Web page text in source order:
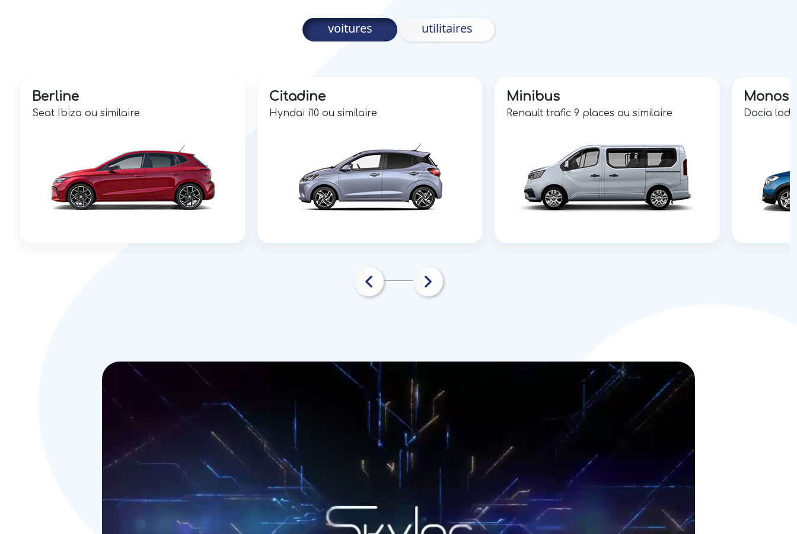
voitures utilitaires
Berline
Seat Ibiza ou similaire
Citadine
Hyndai i10 ou similaire
Minibus
Renault trafic 9 places ou similaire Dacia